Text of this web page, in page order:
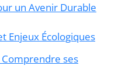
un Avenir Durable
Enjeux Écologiques
ses